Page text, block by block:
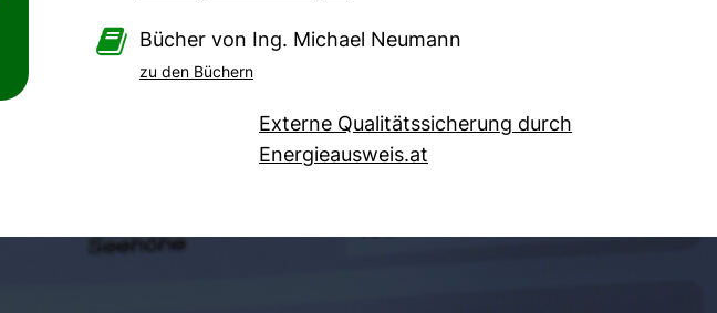
 Bücher von Ing. Michael Neumann
zu den Büchern
Externe Qualitätssicherung durch
Energieausweis.at